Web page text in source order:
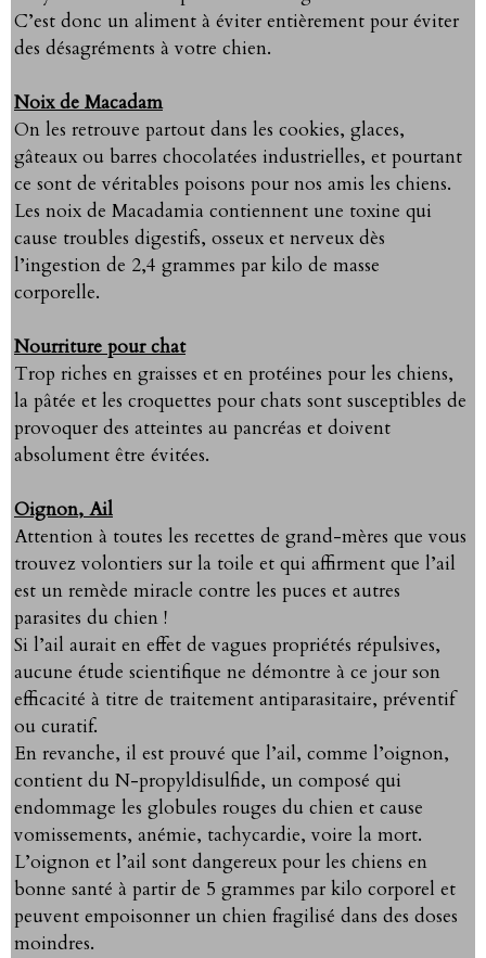
C’est donc un aliment à éviter entièrement pour éviter
des désagréments à votre chien.
Noix de Macadam
On les retrouve partout dans les cookies, glaces,
gâteaux ou barres chocolatées industrielles, et pourtant
ce sont de véritables poisons pour nos amis les chiens.
Les noix de Macadamia contiennent une toxine qui
cause troubles digestifs, osseux et nerveux dès
l’ingestion de 2,4 grammes par kilo de masse
corporelle.
Nourriture pour chat
Trop riches en graisses et en protéines pour les chiens,
la pâtée et les croquettes pour chats sont susceptibles de
provoquer des atteintes au pancréas et doivent
absolument être évitées.
Oignon, Ail
Attention à toutes les recettes de grand-mères que vous
trouvez volontiers sur la toile et qui affirment que l’ail
est un remède miracle contre les puces et autres
parasites du chien !
Si l’ail aurait en effet de vagues propriétés répulsives,
aucune étude scientifique ne démontre à ce jour son
efficacité à titre de traitement antiparasitaire, préventif
ou curatif.
En revanche, il est prouvé que l’ail, comme l’oignon,
contient du N-propyldisulfide, un composé qui
endommage les globules rouges du chien et cause
vomissements, anémie, tachycardie, voire la mort.
L’oignon et l’ail sont dangereux pour les chiens en
bonne santé à partir de 5 grammes par kilo corporel et
peuvent empoisonner un chien fragilisé dans des doses
moindres.